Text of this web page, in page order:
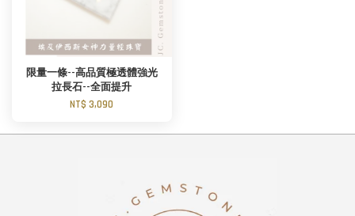
限量一條--高品質極透體強光
拉長石--全面提升
NT$ 3,090